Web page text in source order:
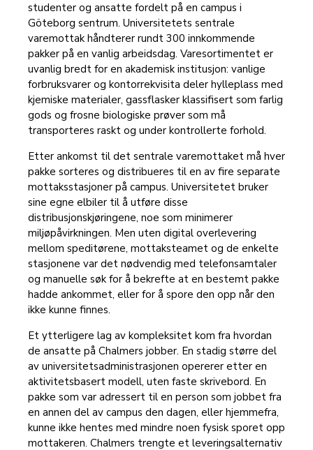
studenter og ansatte fordelt på en campus i
Göteborg sentrum. Universitetets sentrale
varemottak håndterer rundt 300 innkommende
pakker på en vanlig arbeidsdag. Varesortimentet er
uvanlig bredt for en akademisk institusjon: vanlige
forbruksvarer og kontorrekvisita deler hylleplass med
kjemiske materialer, gassflasker klassifisert som farlig
gods og frosne biologiske prøver som må
transporteres raskt og under kontrollerte forhold.
Etter ankomst til det sentrale varemottaket må hver
pakke sorteres og distribueres til en av fire separate
mottaksstasjoner på campus. Universitetet bruker
sine egne elbiler til å utføre disse
distribusjonskjøringene, noe som minimerer
miljøpåvirkningen. Men uten digital overlevering
mellom speditørene, mottaksteamet og de enkelte
stasjonene var det nødvendig med telefonsamtaler
og manuelle søk for å bekrefte at en bestemt pakke
hadde ankommet, eller for å spore den opp når den
ikke kunne finnes.
Et ytterligere lag av kompleksitet kom fra hvordan
de ansatte på Chalmers jobber. En stadig større del
av universitetsadministrasjonen opererer etter en
aktivitetsbasert modell, uten faste skrivebord. En
pakke som var adressert til en person som jobbet fra
en annen del av campus den dagen, eller hjemmefra,
kunne ikke hentes med mindre noen fysisk sporet opp
mottakeren. Chalmers trengte et leveringsalternativ